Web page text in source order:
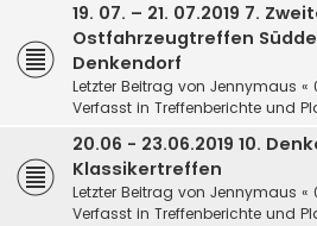
19. 07. – 21. 07.2019 7.
Ostfahrzeugtreffen
Denkendorf
Letzter Beitrag von Jennymaus «
Verfasst in Treffenberichte und
20.06 - 23.06.2019 10.
Klassikertreffen
Letzter Beitrag von Jennymaus «
Verfasst in Treffenberichte und